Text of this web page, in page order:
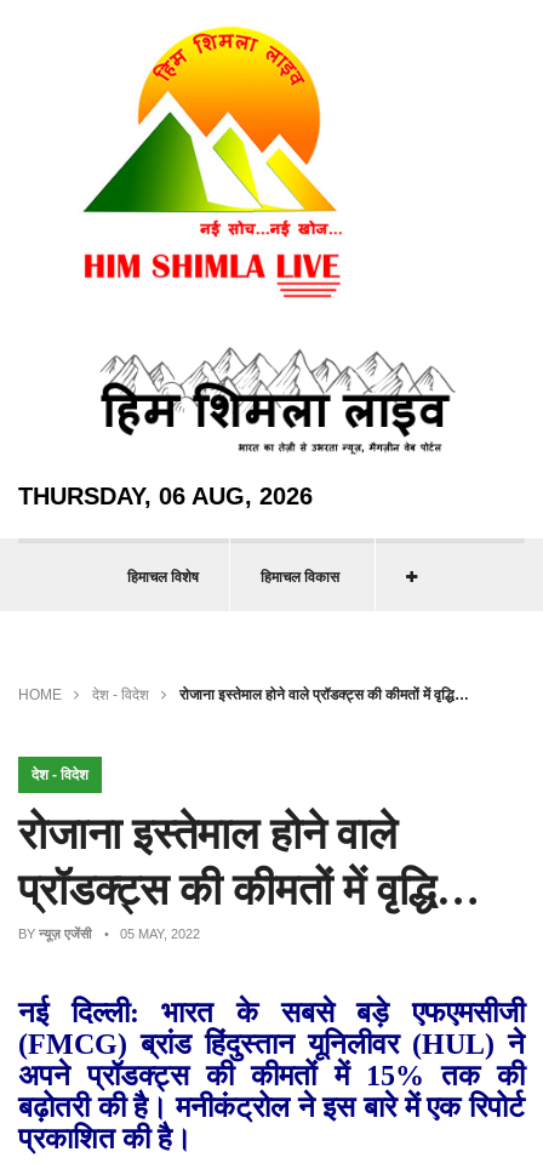
THURSDAY, 06 AUG, 2026
हिमाचल विशेष हिमाचल विकास
HOME देश - विदेश रोजाना इस्तेमाल होने वाले प्रॉडक्ट्स की कीमतों में वृद्धि…
देश - विदेश
रोजाना इस्तेमाल होने वाले
प्रॉडक्ट्स की कीमतों में वृद्धि…
BY न्यूज़ एजेंसी • 05 MAY, 2022
नई दिल्ली: भारत के सबसे बड़े एफएमसीजी
(FMCG)ब्रांड हिंदुस्तान यूनिलीवर (HUL)ने
अपने प्रॉडक्ट्स की कीमतों में 15% तक की
बढ़ोतरी की है। मनीकंट्रोल ने इस बारे में एक रिपोर्ट
प्रकाशित की है।